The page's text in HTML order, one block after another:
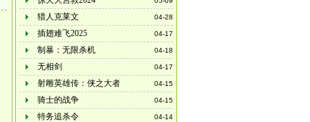
04-28
猎人克莱文
04-17
插翅难飞2025
04-18
制暴：无限杀机
04-17
无相剑
04-15
射雕英雄传：侠之大者
04-15
骑士的战争
04-14
特务追杀令